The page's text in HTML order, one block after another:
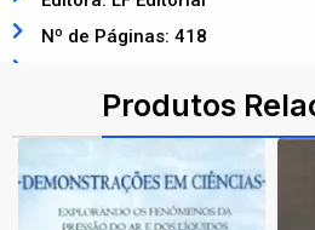
Nº de Páginas: 418
Produtos